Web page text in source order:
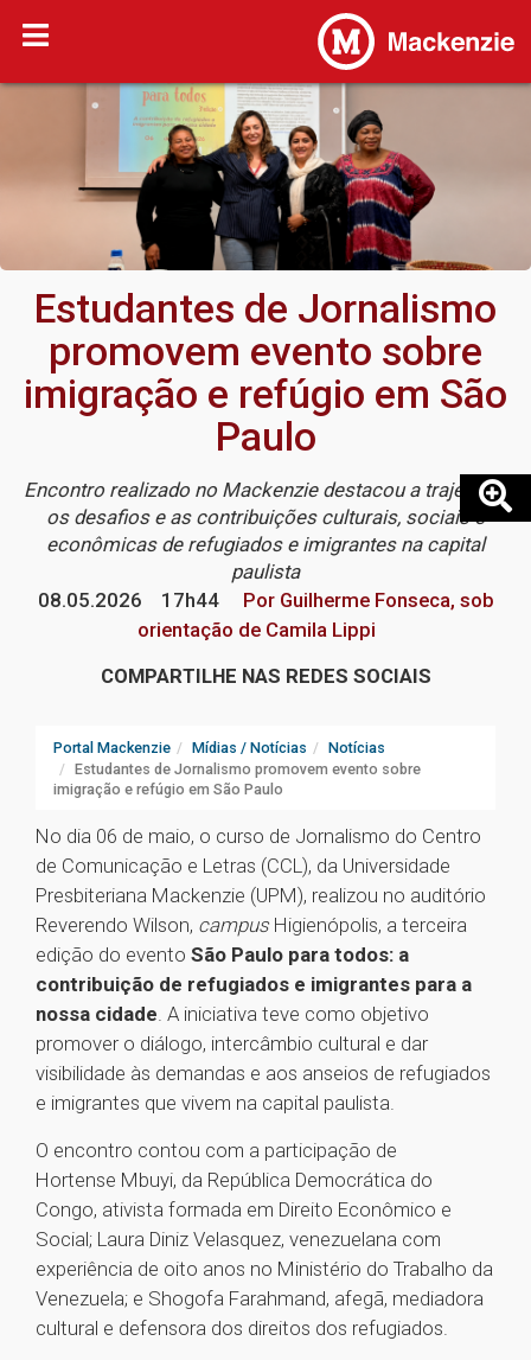
Estudantes de Jornalismo
promovem evento sobre
imigração e refúgio em São
Paulo
Encontro realizado no Mackenzie destacou a trajetória,
os desafios e as contribuições culturais, sociais e
econômicas de refugiados e imigrantes na capital
paulista
08.05.2026
17h44
Por Guilherme Fonseca, sob
orientação de Camila Lippi
COMPARTILHE NAS REDES SOCIAIS
Portal Mackenzie Mídias / Notícias
Notícias
Estudantes de Jornalismo promovem evento sobre
imigração e refúgio em São Paulo
No dia 06 de maio, o curso de Jornalismo do Centro
de Comunicação e Letras (CCL), da Universidade
Presbiteriana Mackenzie (UPM), realizou no auditório
Reverendo Wilson, campus Higienópolis, a terceira
edição do evento São Paulo para todos: a
contribuição de refugiados e imigrantes para a
nossa cidade. A iniciativa teve como objetivo
promover o diálogo, intercâmbio cultural e dar
visibilidade às demandas e aos anseios de refugiados
e imigrantes que vivem na capital paulista.
O encontro contou com a participação de
Hortense Mbuyi, da República Democrática do
Congo, ativista formada em Direito Econômico e
Social; Laura Diniz Velasquez, venezuelana com
experiência de oito anos no Ministério do Trabalho da
Venezuela; e Shogofa Farahmand, afegã, mediadora
cultural e defensora dos direitos dos refugiados.